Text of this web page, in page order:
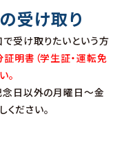
受け取り
受け取りたいという方
明書（学生証・運転免
。
念日以外の月曜日～金
ださい。